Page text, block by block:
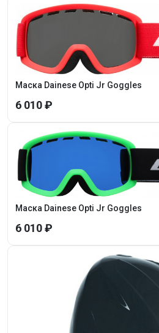
Маска Dainese Opti Jr Goggles
6 010 ₽
Маска Dainese Opti Jr Goggles
6 010 ₽